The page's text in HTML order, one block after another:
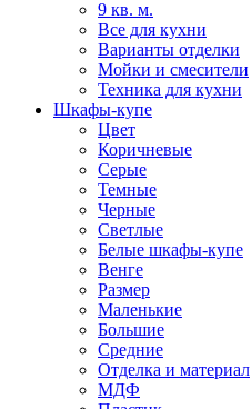
9 кв. м.
Все для кухни
Варианты отделки
Мойки и смесители
Техника для кухни
Шкафы-купе
Цвет
Коричневые
Серые
Темные
Черные
Светлые
Белые шкафы-купе
Венге
Размер
Маленькие
Большие
Средние
Отделка и материал
МДФ